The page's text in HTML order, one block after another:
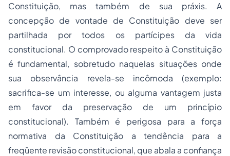
Constituição, mas também de sua práxis. A
concepção de vontade de Constituição deve ser
partilhada por todos os partícipes da vida
constitucional. O comprovado respeito à Constituição
é fundamental, sobretudo naquelas situações onde
sua observância revela-se incômoda (exemplo:
sacrifica-se um interesse, ou alguma vantagem justa
em favor da preservação de um princípio
constitucional). Também é perigosa para a força
normativa da Constituição a tendência para a
freqüente revisão constitucional, que abala a confiança